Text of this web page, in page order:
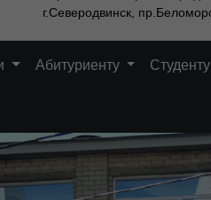
г.Северодвинск,
Абитуриенту Студенту